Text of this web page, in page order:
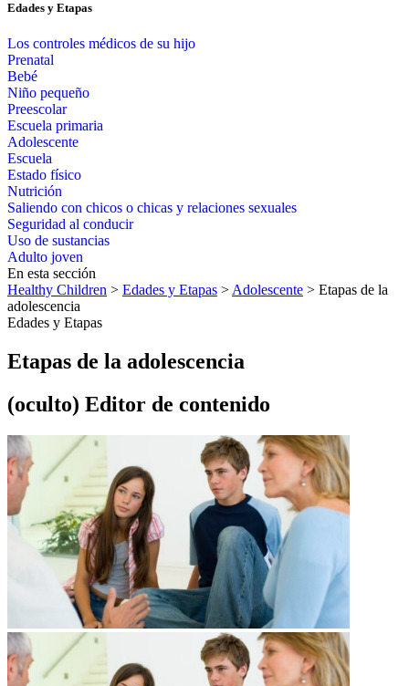
Edades y Etapas
Los controles médicos de su hijo
Prenatal
Bebé
Niño pequeño
Preescolar
Escuela primaria
Adolescente
Escuela
Estado físico
Nutrición
Saliendo con chicos o chicas y relaciones sexuales
Seguridad al conducir
Uso de sustancias
Adulto joven
En esta sección
Healthy Children > Edades y Etapas > Adolescente > Etapas de la
adolescencia
Edades y Etapas
Etapas de la adolescencia
‭(oculto)‬ Editor de contenido